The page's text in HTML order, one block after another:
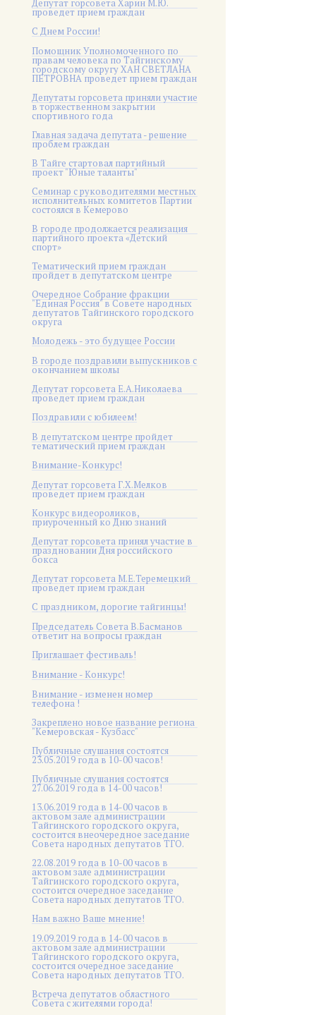
Депутат горсовета Харин М.Ю.
проведет прием граждан
С Днем России!
Помощник Уполномоченного по
правам человека по Тайгинскому
городскому округу ХАН СВЕТЛАНА
ПЕТРОВНА проведет прием граждан
Депутаты горсовета приняли участие
в торжественном закрытии
спортивного года
Главная задача депутата - решение
проблем граждан
В Тайге стартовал партийный
проект "Юные таланты"
Семинар с руководителями местных
исполнительных комитетов Партии
состоялся в Кемерово
В городе продолжается реализация
партийного проекта «Детский
спорт»
Тематический прием граждан
пройдет в депутатском центре
Очередное Собрание фракции
"Единая Россия" в Совете народных
депутатов Тайгинского городского
округа
Молодежь - это будущее России
В городе поздравили выпускников с
окончанием школы
Депутат горсовета Е.А.Николаева
проведет прием граждан
Поздравили с юбилеем!
В депутатском центре пройдет
тематический прием граждан
Внимание-Конкурс!
Депутат горсовета Г.Х.Мелков
проведет прием граждан
Конкурс видеороликов,
приуроченный ко Дню знаний
Депутат горсовета принял участие в
праздновании Дня российского
бокса
Депутат горсовета М.Е.Теремецкий
проведет прием граждан
С праздником, дорогие тайгинцы!
Председатель Совета В.Басманов
ответит на вопросы граждан
Приглашает фестиваль!
Внимание - Конкурс!
Внимание - изменен номер
телефона !
Закреплено новое название региона
"Кемеровская - Кузбасс"
Публичные слушания состоятся
23.05.2019 года в 10-00 часов!
Публичные слушания состоятся
27.06.2019 года в 14-00 часов!
13.06.2019 года в 14-00 часов в
актовом зале администрации
Тайгинского городского округа,
состоится внеочередное заседание
Совета народных депутатов ТГО.
22.08.2019 года в 10-00 часов в
актовом зале администрации
Тайгинского городского округа,
состоится очередное заседание
Совета народных депутатов ТГО.
Нам важно Ваше мнение!
19.09.2019 года в 14-00 часов в
актовом зале администрации
Тайгинского городского округа,
состоится очередное заседание
Совета народных депутатов ТГО.
Встреча депутатов областного
Совета с жителями города!